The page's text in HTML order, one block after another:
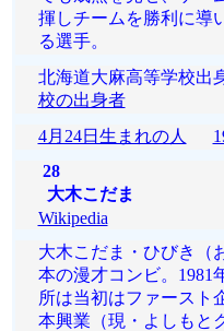
揮しチームを勝利に導
る選手。
北海道大麻高等学校
校の出身者
4月24日生まれの人
28
大木こだま
Wikipedia
大木こだま・ひびき（
本の漫才コンビ。1981
所は当初はファースト
本興業（現・よしもと